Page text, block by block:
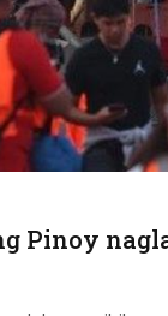
Pinoy